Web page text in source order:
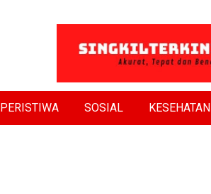
PERISTIWA SOSIAL KESEHATAN